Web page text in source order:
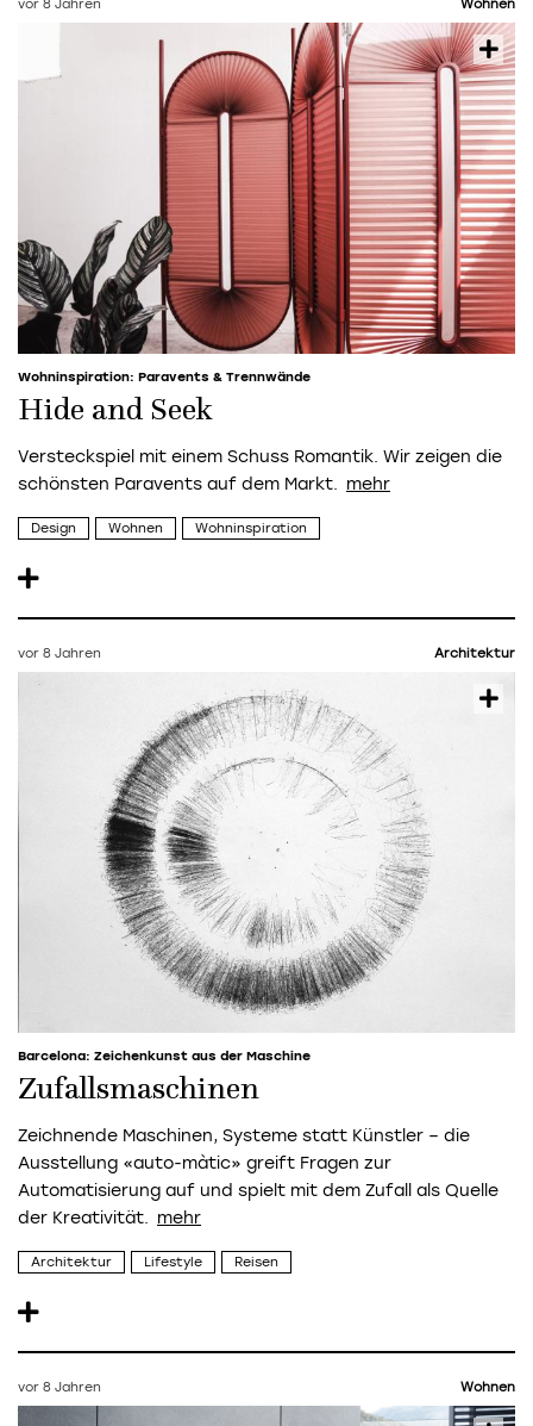
vor 8 Jahren Wohnen
Wohninspiration: Paravents & Trennwände
Hide and Seek
Versteckspiel mit einem Schuss Romantik. Wir zeigen die
schönsten Paravents auf dem Markt.
Design Wohnen Wohninspiration
vor 8 Jahren Architektur
Barcelona: Zeichenkunst aus der Maschine
Zufallsmaschinen
Zeichnende Maschinen, Systeme statt Künstler – die
Ausstellung «auto-màtic» greift Fragen zur
Automatisierung auf und spielt mit dem Zufall als Quelle
der Kreativität.
Architektur Lifestyle Reisen
vor 8 Jahren Wohnen